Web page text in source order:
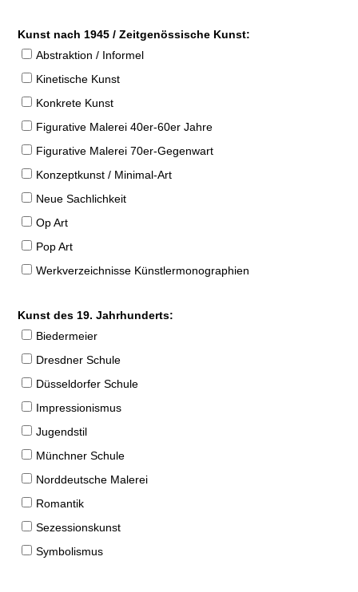
Kunst nach 1945 / Zeitgenössische Kunst:
Abstraktion / Informel
Kinetische Kunst
Konkrete Kunst
Figurative Malerei 40er-60er Jahre
Figurative Malerei 70er-Gegenwart
Konzeptkunst / Minimal-Art
Neue Sachlichkeit
Op Art
Pop Art
Werkverzeichnisse Künstlermonographien
Kunst des 19. Jahrhunderts:
Biedermeier
Dresdner Schule
Düsseldorfer Schule
Impressionismus
Jugendstil
Münchner Schule
Norddeutsche Malerei
Romantik
Sezessionskunst
Symbolismus